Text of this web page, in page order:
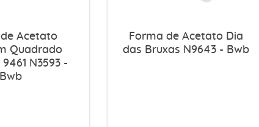
Acetato
Quadrado
9461 N3593 -
Bwb
Forma de Acetato Dia
das Bruxas N9643 - Bwb